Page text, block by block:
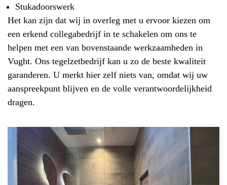
Stukadoorswerk
Het kan zijn dat wij in overleg met u ervoor kiezen om
een erkend collegabedrijf in te schakelen om ons te
helpen met een van bovenstaande werkzaamheden in
Vught. Ons tegelzetbedrijf kan u zo de beste kwaliteit
garanderen. U merkt hier zelf niets van, omdat wij uw
aanspreekpunt blijven en de volle verantwoordelijkheid
dragen.